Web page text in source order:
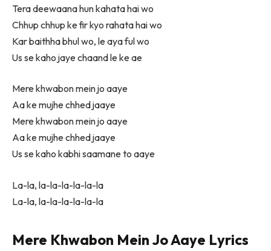
Tera deewaana hun kahata hai wo
Chhup chhup ke fir kyo rahata hai wo
Kar baithha bhul wo, le aya ful wo
Us se kaho jaye chaand le ke ae
Mere khwabon mein jo aaye
Aa ke mujhe chhed jaaye
Mere khwabon mein jo aaye
Aa ke mujhe chhed jaaye
Us se kaho kabhi saamane to aaye
La-la, la-la-la-la-la-la
La-la, la-la-la-la-la-la
Mere Khwabon Mein Jo Aaye Lyrics